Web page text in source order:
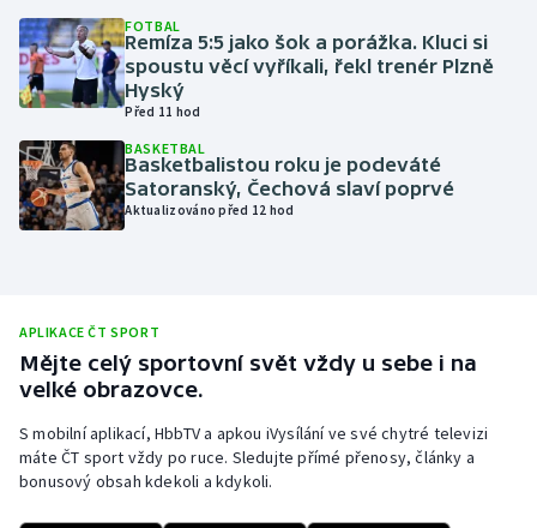
Motorsport
Olympijské hry
Parasport
Plavání
Ragby
Rychlobruslení
Rychlostní kanoistika
Short track
FOTBAL
Remíza 5:5 jako šok a porážka. Kluci si
spoustu věcí vyříkali, řekl trenér Plzně
Hyský
Před 11 hod
BASKETBAL
Basketbalistou roku je podeváté
Satoranský, Čechová slaví poprvé
Aktualizováno před 12 hod
APLIKACE ČT SPORT
Mějte celý sportovní svět vždy u sebe i na
velké obrazovce.
S mobilní aplikací, HbbTV a apkou iVysílání ve své chytré televizi
máte ČT sport vždy po ruce. Sledujte přímé přenosy, články a
bonusový obsah kdekoli a kdykoli.